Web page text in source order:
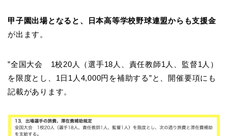
甲子園出場となると、日本高等学校野球連盟からも支援金
が出ます。
”全国大会 1校20人（選手18人、責任教師1人、監督1人）
を限度とし、1日1人4,000円を補助する”と、開催要項にも
記載があります。